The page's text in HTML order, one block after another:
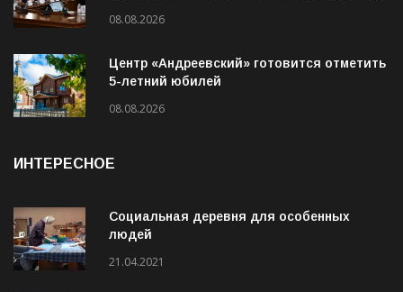
08.08.2026
Центр «Андреевский» готовится отметить
5-летний юбилей
08.08.2026
ИНТЕРЕСНОЕ
Социальная деревня для особенных
людей
21.04.2021